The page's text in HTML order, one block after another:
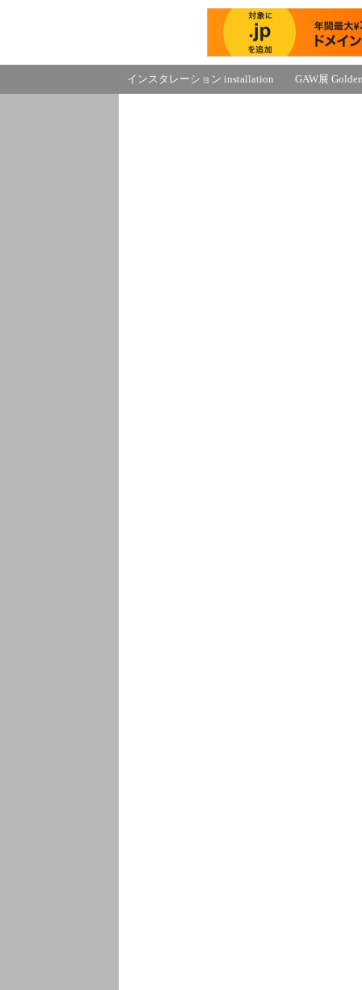
インスタレーション installation GAW展